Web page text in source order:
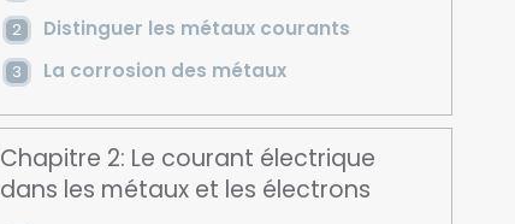
Distinguer les métaux courants
La corrosion des métaux
Chapitre 2: Le courant électrique
dans les métaux et les électrons